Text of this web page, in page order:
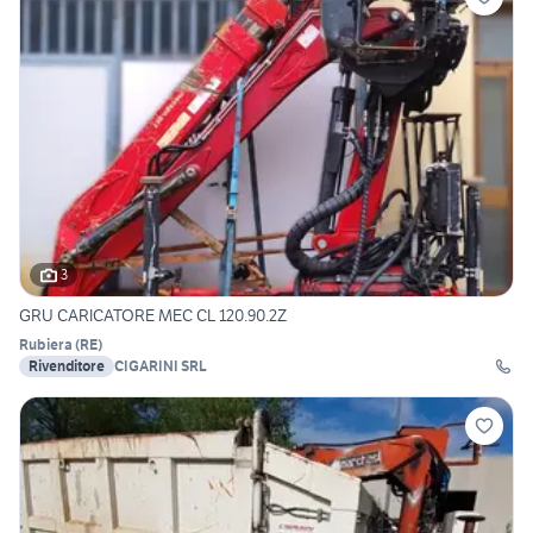
3
GRU CARICATORE MEC CL 120.90.2Z
Rubiera (RE)
Rivenditore CIGARINI SRL